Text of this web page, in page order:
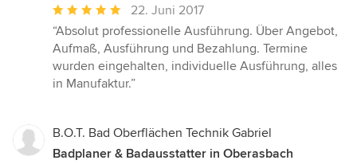
Durchschnittliche
Bewertung:
5
von
5
22. Juni 2017
“Absolut professionelle Ausführung. Über Angebot,
Aufmaß, Ausführung und Bezahlung. Termine
wurden eingehalten, individuelle Ausführung, alles
in Manufaktur.”
B.O.T. Bad Oberflächen Technik Gabriel
Badplaner & Badausstatter in Oberasbach